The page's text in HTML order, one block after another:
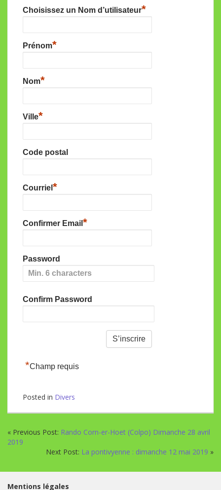
Choisissez un Nom d’utilisateur*
Prénom*
Nom*
Ville*
Code postal
Courriel *
Confirmer Email *
Password
Confirm Password
*Champ requis
Posted in Divers
« Previous Post: Rando Corn-er-Hoet (Colpo) Dimanche 28 avril
2019
Next Post: La pontivyenne : dimanche 12 mai 2019 »
Mentions légales